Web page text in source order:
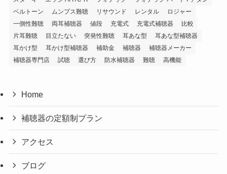
ベルトーン
ムンプス難聴 リサウンド レンタル
ロジャー
一側性難聴
両耳補聴器 値段 充電式 充電式補聴器
比較
片耳難聴
目立たない 突発性難聴 耳あな型
耳あな型補聴器
耳かけ型
耳かけ型補聴器 補助金 補聴器
補聴器メーカー
補聴器専門店
試聴 選び方 防水補聴器 難聴 高機能
Home
補聴器の定額制プラン
アクセス
ブログ